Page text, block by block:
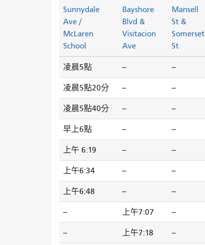
Sunnydale
Ave /
McLaren
School
Bayshore
Blvd &
Visitacion
Ave
Mansell
St &
Somerset
St
凌晨5點 -- --
凌晨5點20分 -- --
凌晨5點40分 -- --
早上6點 -- --
上午 6:19 -- --
上午6:34 -- --
上午6:48 -- --
-- 上午7:07 --
-- 上午7:18 --